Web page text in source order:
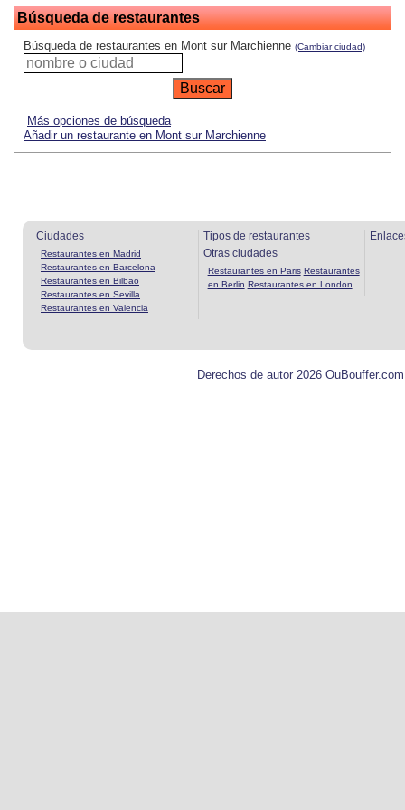
Búsqueda de restaurantes
Búsqueda de restaurantes en Mont sur Marchienne (Cambiar ciudad)
Más opciones de búsqueda
Añadir un restaurante en Mont sur Marchienne
Ciudades
Restaurantes en Madrid
Restaurantes en Barcelona
Restaurantes en Bilbao
Restaurantes en Sevilla
Restaurantes en Valencia
Tipos de restaurantes
Otras ciudades
Restaurantes en Paris Restaurantes
en Berlin Restaurantes en London
Derechos de autor 2026